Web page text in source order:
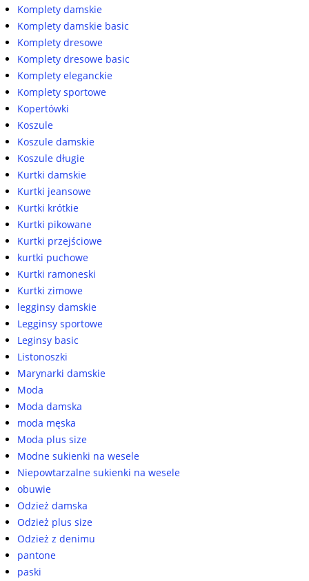
Komplety damskie
Komplety damskie basic
Komplety dresowe
Komplety dresowe basic
Komplety eleganckie
Komplety sportowe
Kopertówki
Koszule
Koszule damskie
Koszule długie
Kurtki damskie
Kurtki jeansowe
Kurtki krótkie
Kurtki pikowane
Kurtki przejściowe
kurtki puchowe
Kurtki ramoneski
Kurtki zimowe
legginsy damskie
Legginsy sportowe
Leginsy basic
Listonoszki
Marynarki damskie
Moda
Moda damska
moda męska
Moda plus size
Modne sukienki na wesele
Niepowtarzalne sukienki na wesele
obuwie
Odzież damska
Odzież plus size
Odzież z denimu
pantone
paski